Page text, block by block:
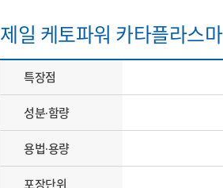
제일 케토파워 카타플라스마
특장점
성분∙함량
용법∙용량
포장단위